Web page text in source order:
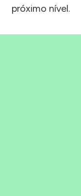
próximo nível.